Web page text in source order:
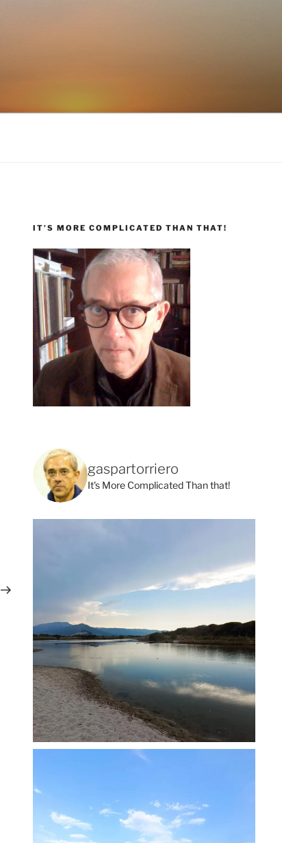
successivo
IT’S MORE COMPLICATED THAN THAT!
gaspartorriero
It's More Complicated Than that!